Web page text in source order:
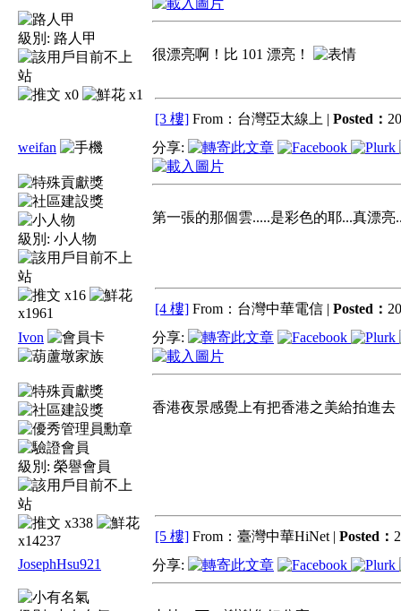
級別: 路人甲
x0 x1
很漂亮啊！比 101 漂亮！
[3 樓] From：台灣亞太線上 | Posted：
weifan
級別: 小人物
x16
x1961
分享:
第一張的那個雲.....是彩色的耶...真漂亮
[4 樓] From：台灣中華電信 | Posted：
Ivon
級別: 榮譽會員
x338
x14237
分享:
香港夜景感覺上有把香港之美給拍進去
[5 樓] From：臺灣中華HiNet | Posted：
JosephHsu921
分享: